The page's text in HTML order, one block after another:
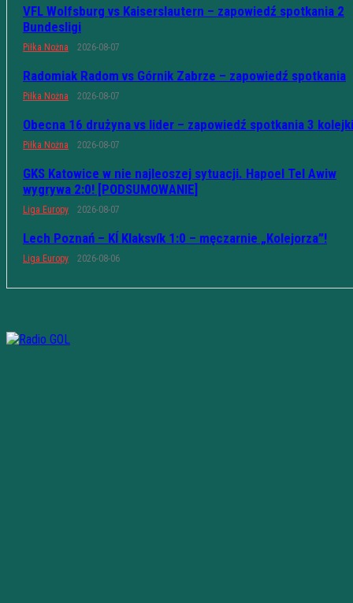
VFL Wolfsburg vs Kaiserslautern – zapowiedź spotkania 2
Bundesligi
Piłka Nożna 2026-08-07
Radomiak Radom vs Górnik Zabrze – zapowiedź spotkania
Piłka Nożna 2026-08-07
Obecna 16 drużyna vs lider – zapowiedź spotkania 3 kolejki
Piłka Nożna 2026-08-07
GKS Katowice w nie najleoszej sytuacji. Hapoel Tel Awiw
wygrywa 2:0! [PODSUMOWANIE]
Liga Europy 2026-08-07
Lech Poznań – KÍ Klaksvík 1:0 – męczarnie „Kolejorza”!
Liga Europy 2026-08-06